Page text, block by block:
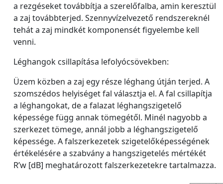
a rezgéseket továbbítja a szerelőfalba, amin keresztül
a zaj továbbterjed. Szennyvízelvezető rendszereknél
tehát a zaj mindkét komponensét figyelembe kell
venni.
Léghangok csillapítása lefolyócsövekben:
Üzem közben a zaj egy része léghang útján terjed. A
szomszédos helyiséget fal választja el. A fal csillapítja
a léghangokat, de a falazat léghangszigetelő
képessége függ annak tömegétől. Minél nagyobb a
szerkezet tömege, annál jobb a léghangszigetelő
képessége. A falszerkezetek szigetelőképességének
értékelésére a szabvány a hangszigetelés mértékét
R’w [dB] meghatározott falszerkezetekre tartalmazza.